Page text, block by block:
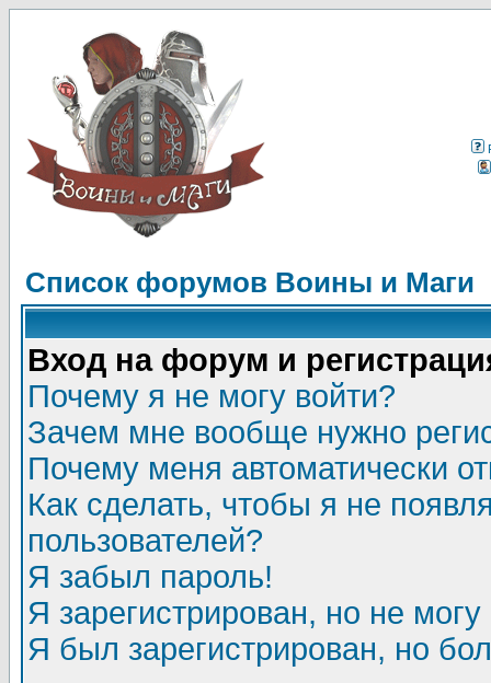
Список форумов Воины и Маги
Вход на форум и
Почему я не могу войти?
Зачем мне вообще нужно
Почему меня автоматически
Как сделать, чтобы я не
пользователей?
Я забыл пароль!
Я зарегистрирован, но не могу
Я был зарегистрирован, но